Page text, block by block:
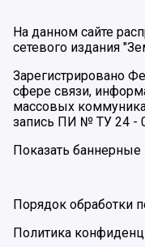
На данном сайте
сетевого издания
Зарегистрировано
сфере связи,
массовых
запись ПИ № ТУ 24 -
Показать баннерные
Порядок обработки
Политика